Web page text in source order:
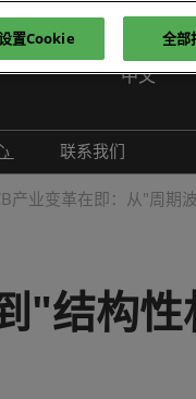
中文
English
Tiếng Việt
ภาษาไทย
新闻
媒体
联系我们
产业变革在即：从"周期
"结构
置Cookie 全部